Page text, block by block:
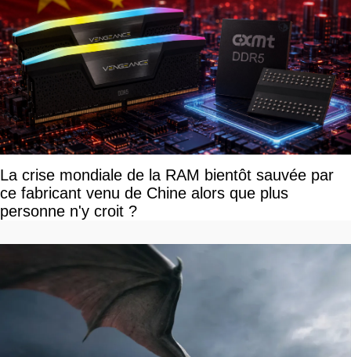
La crise mondiale de la RAM bientôt sauvée par
ce fabricant venu de Chine alors que plus
personne n'y croit ?